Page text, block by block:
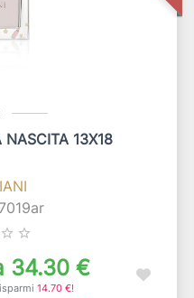
NASCITA 13X18
star_border star_border
34.30 €
14.70 €!